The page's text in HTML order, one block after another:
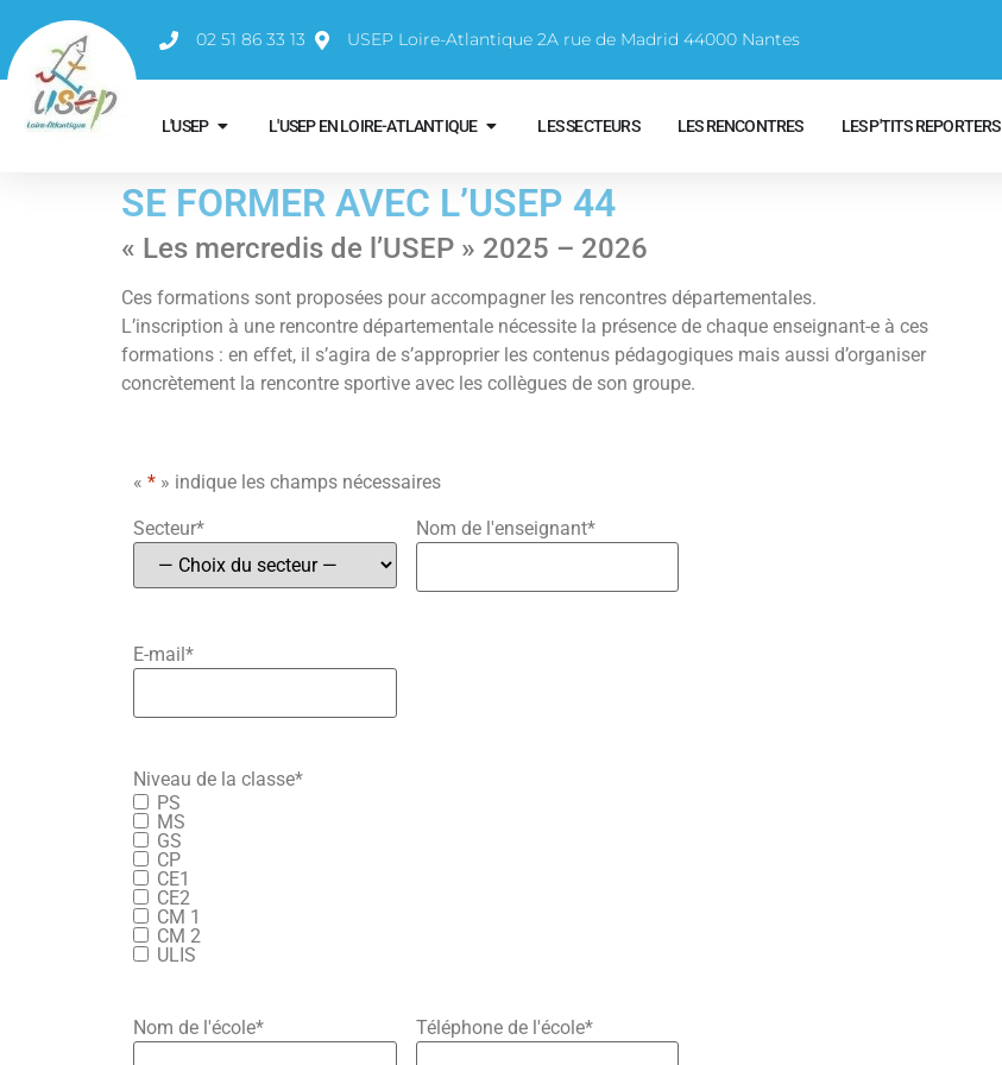
02 51 86 33 13 USEP Loire-Atlantique 2A rue de Madrid 44000 Nantes
L'USEP L'USEP EN LOIRE-ATLANTIQUE LES SECTEURS LES RENCONTRES LES P'TITS REPORTERS
SE FORMER AVEC L’USEP 44
« Les mercredis de l’USEP » 2025 – 2026
Ces formations sont proposées pour accompagner les rencontres départementales.
L’inscription à une rencontre départementale nécessite la présence de chaque enseignant-e à ces
formations : en effet, il s’agira de s’approprier les contenus pédagogiques mais aussi d’organiser
concrètement la rencontre sportive avec les collègues de son groupe.
« * » indique les champs nécessaires
Secteur* Nom de l'enseignant*
E-mail*
Niveau de la classe*
PS
MS
GS
CP
CE1
CE2
CM 1
CM 2
ULIS
Nom de l'école* Téléphone de l'école*